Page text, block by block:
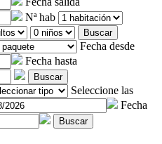
Nª hab
Buscar
Fecha desde
Fecha hasta
Buscar
Seleccione las
Fecha
Buscar